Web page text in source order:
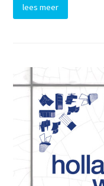
lees meer